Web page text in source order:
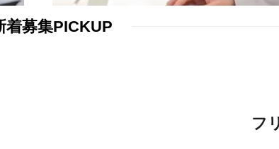
着募集PICKUP
フ